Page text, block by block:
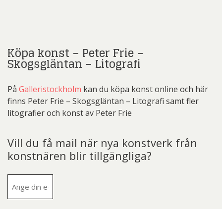
Köpa konst – Peter Frie –
Skogsgläntan – Litografi
På Galleristockholm kan du köpa konst online och här
finns Peter Frie – Skogsgläntan – Litografi samt fler
litografier och konst av Peter Frie
Vill du få mail när nya konstverk från
konstnären blir tillgängliga?